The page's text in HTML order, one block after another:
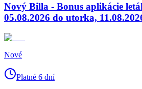
Nový Billa - Bonus aplikácie
05.08.2026 do utorka,
Nové
Platné 6 dní